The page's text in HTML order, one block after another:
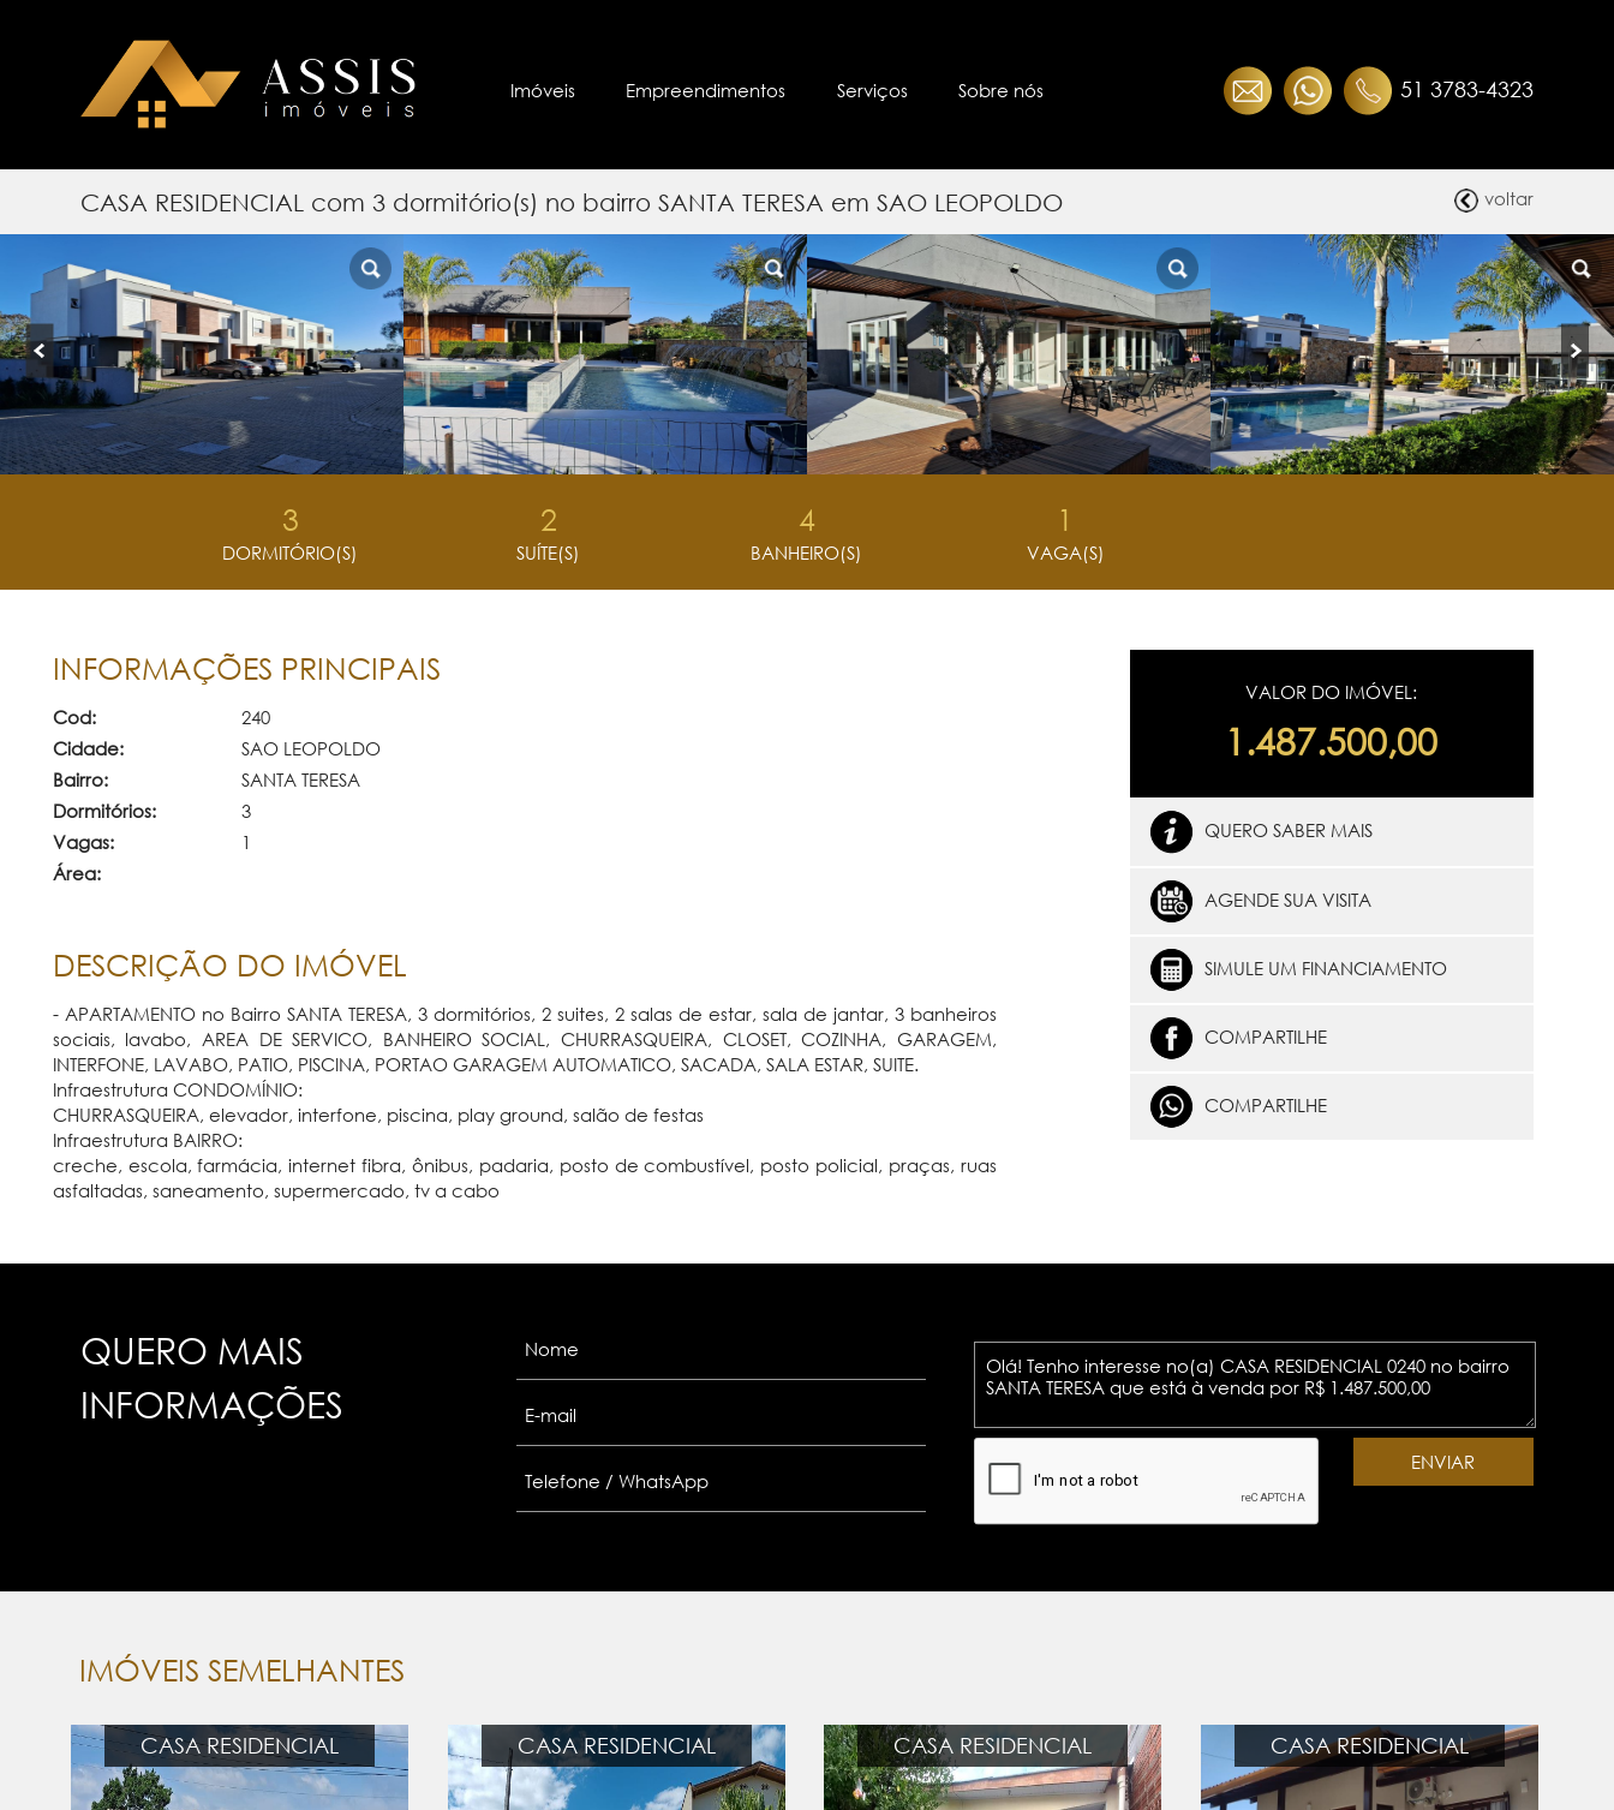
51 3783-4323
Imóveis Empreendimentos Serviços Sobre nós
CASA RESIDENCIAL com 3 dormitório(s) no bairro SANTA TERESA em SAO LEOPOLDO voltar
3
DORMITÓRIO(S)
2
SUÍTE(S)
4
BANHEIRO(S)
1
VAGA(S)
INFORMAÇÕES PRINCIPAIS
Cod:
240
Cidade:
SAO LEOPOLDO
Bairro:
SANTA TERESA
Dormitórios:
3
Vagas:
1
Área:
DESCRIÇÃO DO IMÓVEL
- APARTAMENTO no Bairro SANTA TERESA, 3 dormitórios, 2 suites, 2 salas de estar, sala de jantar, 3 banheiros
sociais, lavabo, AREA DE SERVICO, BANHEIRO SOCIAL, CHURRASQUEIRA, CLOSET, COZINHA, GARAGEM,
INTERFONE, LAVABO, PATIO, PISCINA, PORTAO GARAGEM AUTOMATICO, SACADA, SALA ESTAR, SUITE.
Infraestrutura CONDOMÍNIO:
CHURRASQUEIRA, elevador, interfone, piscina, play ground, salão de festas
Infraestrutura BAIRRO:
creche, escola, farmácia, internet fibra, ônibus, padaria, posto de combustível, posto policial, praças, ruas
asfaltadas, saneamento, supermercado, tv a cabo
VALOR DO IMÓVEL:
1.487.500,00
QUERO SABER MAIS
AGENDE SUA VISITA
SIMULE UM FINANCIAMENTO
COMPARTILHE
COMPARTILHE
QUERO MAIS
INFORMAÇÕES
IMÓVEIS SEMELHANTES
CASA RESIDENCIAL CASA RESIDENCIAL CASA RESIDENCIAL CASA RESIDENCIAL